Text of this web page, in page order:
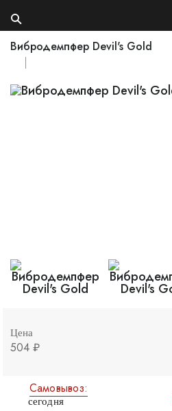
Вибродемпфер Devil's Gold
Цена
504 ₽
Самовывоз:
сегодня